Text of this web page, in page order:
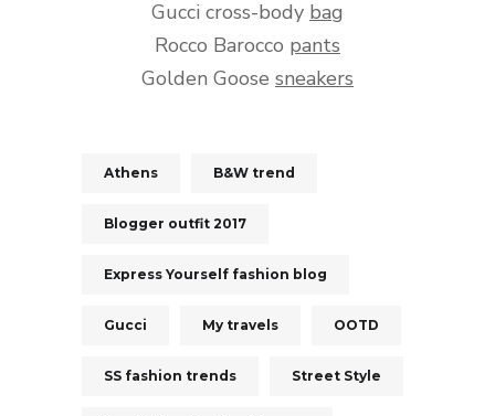
Gucci cross-body bag
Rocco Barocco pants
Golden Goose sneakers
Athens B&W trend
Blogger outfit 2017
Express Yourself fashion blog
Gucci My travels OOTD
SS fashion trends Street Style